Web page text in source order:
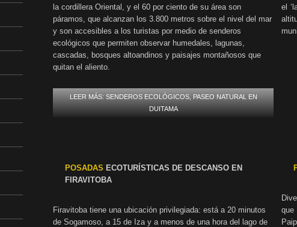
la cordillera Oriental, y el 60 por ciento de su área son
páramos, que alcanzan los 3.800 metros sobre el nivel del mar
y son accesibles a los turistas por medio de senderos
ecológicos que permiten observar humedales, lagunas,
cascadas, bosques altoandinos y paisajes montañosos que
quitan el aliento.
LEER MÁS: SENDEROS ECOLÓGICOS, PASEO NATURAL EN
DUITAMA
el
POSADAS ECOTURÍSTICAS DE DESCANSO EN
FIRAVITOBA
Firavitoba tiene una ubicación privilegiada: está a 20 minutos
de Sogamoso, a 15 de Iza y a menos de una hora del lago de
que